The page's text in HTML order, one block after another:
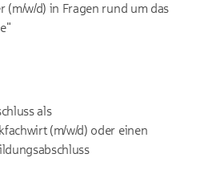
(m/w/d) in Fragen rund um das
als
(m/w/d) oder einen